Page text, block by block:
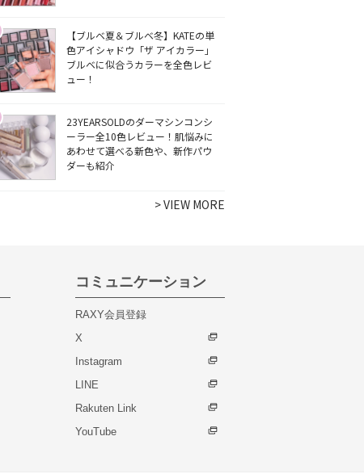
【ブルベ夏＆ブルベ冬】KATEの単
色アイシャドウ「ザ アイカラー」
ブルベに似合うカラーを全色レビ
ュー！
23YEARSOLDのダーマシンコンシ
ーラー全10色レビュー！肌悩みに
あわせて選べる新色や、新作パウ
ダーも紹介
>VIEW MORE
コミュニケーション
RAXY会員登録
X
Instagram
LINE
Rakuten Link
YouTube